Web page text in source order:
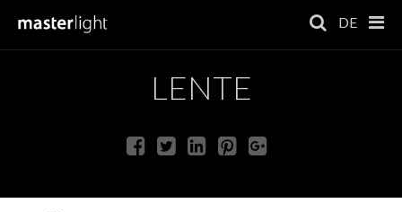
DE
LENTE